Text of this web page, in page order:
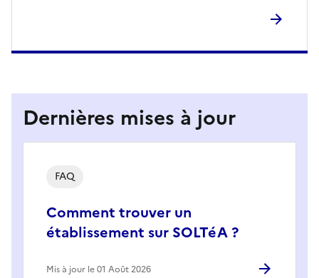
Dernières mises à jour
Comment trouver un
établissement sur SOLTéA ?
FAQ
Mis à jour le 01 Août 2026